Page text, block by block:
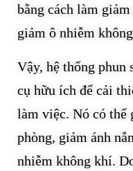
bằng cách làm
giảm ô nhiễm
Vậy, hệ thống phun
cụ hữu ích để cải
làm việc. Nó có thể
phòng, giảm ánh
nhiễm không khí.